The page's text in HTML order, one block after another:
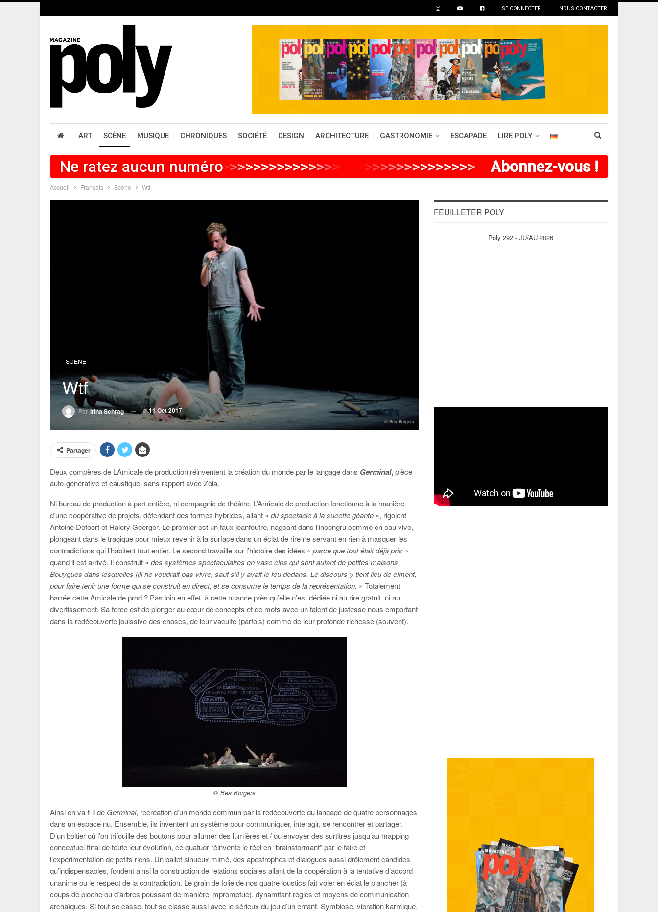
SE CONNECTER NOUS CONTACTER
ART SCÈNE MUSIQUE CHRONIQUES SOCIÉTÉ DESIGN ARCHITECTURE GASTRONOMIE ESCAPADE LIRE POLY
Ne ratez aucun numéro>>>>>>>>>>>>>>> >>>>>> >>>>>>> Abonnez-vous !
Accueil Français Scène Wtf
SCÈNE
Wtf
ParIrina Schrag le11 Oct 2017
© Bea Borgers
Partager
Deux compères de L’Amicale de production réinventent la création du monde par le langage dans Germinal,pièce
auto-générative et caustique, sans rapport avec Zola.
Ni bureau de production à part entière, ni compagnie de théâtre, L’Amicale de production fonctionne à la manière
d’une coopérative de projets, défendant des formes hybrides, allant « du spectacle à la sucette géante », rigolent
Antoine Defoort et Halory Goerger. Le premier est un faux jeanfoutre, nageant dans l’incongru comme en eau vive,
plongeant dans le tragique pour mieux revenir à la surface dans un éclat de rire ne servant en rien à masquer les
contradictions qui l’habitent tout entier. Le second travaille sur l’histoire des idées « parce que tout était déjà pris »
quand il est arrivé. Il construit « des systèmes spectaculaires en vase clos qui sont autant de petites maisons
Bouygues dans lesquelles [il] ne voudrait pas vivre, sauf s’il y avait le feu dedans. Le discours y tient lieu de ciment,
pour faire tenir une forme qui se construit en direct, et se consume le temps de la représentation. » Totalement
barrée cette Amicale de prod ? Pas loin en effet, à cette nuance près qu’elle n’est dédiée ni au rire gratuit, ni au
divertissement. Sa force est de plonger au cœur de concepts et de mots avec un talent de justesse nous emportant
dans la redécouverte jouissive des choses, de leur vacuité (parfois) comme de leur profonde richesse (souvent).
© Bea Borgers
Ainsi en va-t-il de Germinal, recréation d’un monde commun par la redécouverte du langage de quatre personnages
dans un espace nu. Ensemble, ils inventent un système pour communiquer, interagir, se rencontrer et partager.
D’un boitier où l’on trifouille des boutons pour allumer des lumières et / ou envoyer des surtitres jusqu’au mapping
conceptuel final de toute leur évolution, ce quatuor réinvente le réel en “brainstormant” par le faire et
l’expérimentation de petits riens. Un ballet sinueux mimé, des apostrophes et dialogues aussi drôlement candides
qu’indispensables, fondent ainsi la construction de relations sociales allant de la coopération à la tentative d’accord
unanime ou le respect de la contradiction. Le grain de folie de nos quatre loustics fait voler en éclat le plancher (à
coups de pioche ou d’arbres poussant de manière impromptue), dynamitant règles et moyens de communication
archaïques. Si tout se casse, tout se classe aussi avec le sérieux du jeu d’un enfant. Symbiose, vibration karmique,
FEUILLETER POLY
Poly 292 - JU/AU 2026